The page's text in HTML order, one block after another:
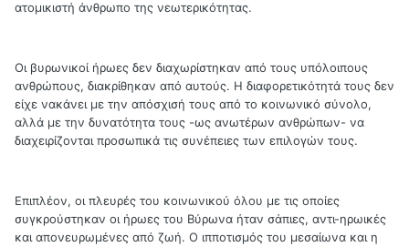
ατομικιστή άνθρωπο της νεωτερικότητας.
Οι βυρωνικοί ήρωες δεν διαχωρίστηκαν από τους υπόλοιπους
ανθρώπους, διακρίθηκαν από αυτούς. Η διαφορετικότητά τους δεν
είχε νακάνει με την απόσχισή τους από το κοινωνικό σύνολο,
αλλά με την δυνατότητα τους -ως ανωτέρων ανθρώπων- να
διαχειρίζονται προσωπικά τις συνέπειες των επιλογών τους.
Επιπλέον, οι πλευρές του κοινωνικού όλου με τις οποίες
συγκρούστηκαν οι ήρωες του Βύρωνα ήταν σάπιες, αντι-ηρωικές
και απονευρωμένες από ζωή. Ο ιπποτισμός του μεσαίωνα και η